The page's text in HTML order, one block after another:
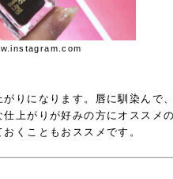
りになります。唇に馴染んで
上がりが好みの方にオススメ
くこともおススメです。